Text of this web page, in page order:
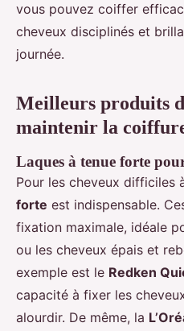
vous pouvez coiffer
cheveux disciplinés et
journée.
Meilleurs produits
maintenir la
Laques à tenue forte
Pour les cheveux difficiles
forte est indispensable.
fixation maximale, idéale
ou les cheveux épais et
exemple est le Redken
capacité à fixer les
alourdir. De même, la